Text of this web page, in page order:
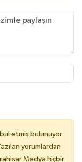
etmiş bulunuyor
yorumlardan
Medya hiçbir